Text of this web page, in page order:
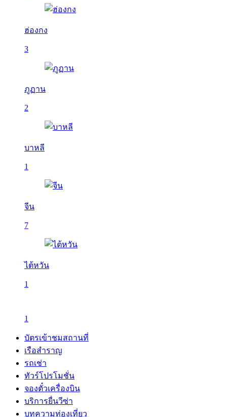
ฮ่องกง
3
ภูฏาน
2
บาหลี
1
จีน
7
ไต้หวัน
1
1
บัตรเข้าชมสถานที่
เรือสำราญ
รถเช่า
ทัวร์โปรโมชั่น
จองตั๋วเครื่องบิน
บริการยื่นวีซ่า
บทความท่องเที่ยว